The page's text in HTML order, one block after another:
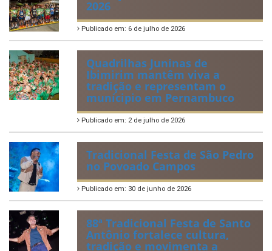
2026
Publicado em: 6 de julho de 2026
Quadrilhas Juninas de
Ibimirim mantêm viva a
tradição e representam o
munícipio em Pernambuco
Publicado em: 2 de julho de 2026
Tradicional Festa de São Pedro
no Povoado Campos
Publicado em: 30 de junho de 2026
88ª Tradicional Festa de Santo
Antônio fortalece cultura,
tradição e movimenta a